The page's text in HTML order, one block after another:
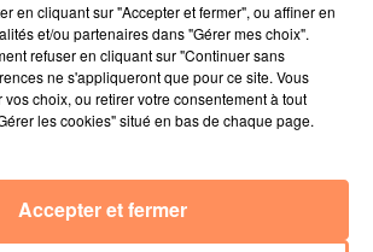
Lion Vierge
en cliquant sur "Accepter et fermer", ou affiner en
et/ou partenaires dans "Gérer mes choix".
refuser en cliquant sur "Continuer sans
ne s'appliqueront que pour ce site. Vous
choix, ou retirer votre consentement à tout
les cookies" situé en bas de chaque page.
Accepter et fermer